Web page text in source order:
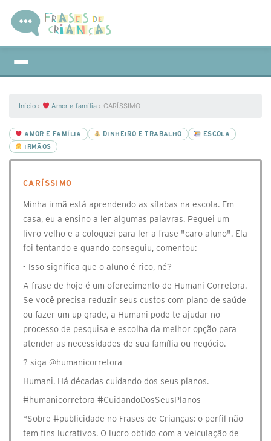
Início › Amor e família › CARÍSSIMO
AMOR E FAMÍLIA DINHEIRO E TRABALHO
ESCOLA
IRMÃOS
CARÍSSIMO
⁣Minha irmã está aprendendo as sílabas na escola. Em
casa, eu a ensino a ler algumas palavras. Peguei um
livro velho e a coloquei para ler a frase "caro aluno". Ela
foi tentando e quando conseguiu, comentou:
- Isso significa que o aluno é rico, né?
A frase de hoje é um oferecimento de Humani Corretora.
Se você precisa reduzir seus custos com plano de saúde
ou fazer um up grade, a Humani pode te ajudar no
processo de pesquisa e escolha da melhor opção para
atender as necessidades de sua família ou negócio.
? siga @‌humanicorretora
Humani. Há décadas cuidando dos seus planos.
#humanicorretora #CuidandoDosSeusPlanos
*Sobre #publicidade no Frases de Crianças: o perfil não
tem fins lucrativos. O lucro obtido com a veiculação de